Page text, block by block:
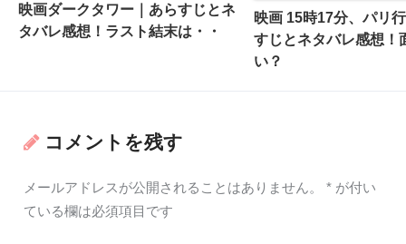
映画ダークタワー｜あらすじとネ
タバレ感想！ラスト結末は・・
映画 15時17分、パリ
すじとネタバレ感想！
い？
コメントを残す
メールアドレスが公開されることはありません。 *が付い
ている欄は必須項目です